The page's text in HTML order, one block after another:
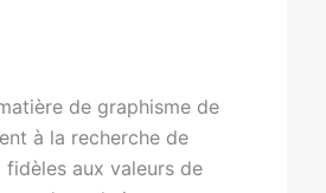
de graphisme de
à la recherche de
aux valeurs de